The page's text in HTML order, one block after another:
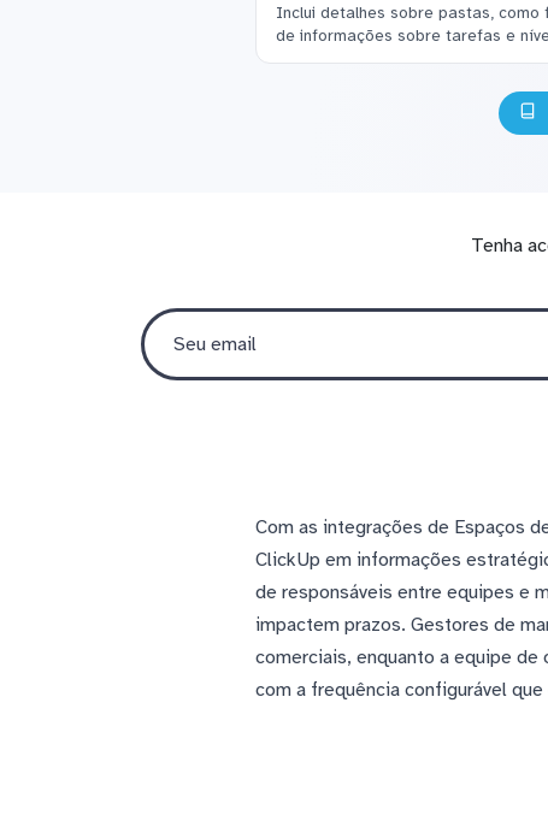
Inclui detalhes sobre pastas, como
de informações sobre tarefas e
Tenha
Com as integrações de Espaços
ClickUp em informações
de responsáveis entre equipes e
impactem prazos. Gestores de
comerciais, enquanto a equipe
com a frequência configurável